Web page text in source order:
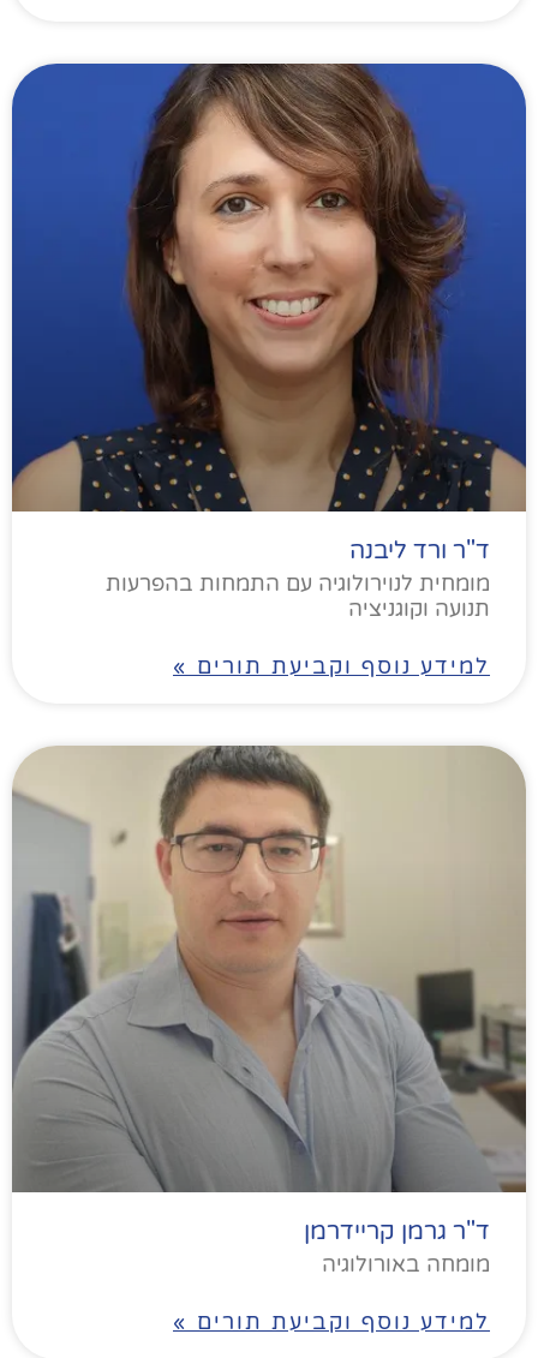
ד"ר ורד ליבנה
מומחית לנוירולוגיה עם התמחות בהפרעות
תנועה וקוגניציה
למידע נוסף וקביעת תורים »
ד"ר גרמן קריידרמן
מומחה באורולוגיה
למידע נוסף וקביעת תורים »